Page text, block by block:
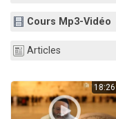
Cours Mp3-Vidéo
Articles
18:26